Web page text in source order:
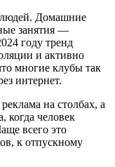
Домашние
занятия —
году тренд
и активно
многие клубы так
интернет.
на столбах, а
когда человек
всего это
к отпускному